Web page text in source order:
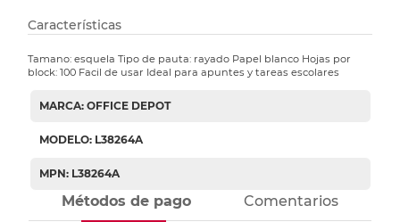
Características
Tamano: esquela Tipo de pauta: rayado Papel blanco Hojas por
block: 100 Facil de usar Ideal para apuntes y tareas escolares
MARCA: OFFICE DEPOT
MODELO: L38264A
MPN: L38264A
Métodos de pago Comentarios